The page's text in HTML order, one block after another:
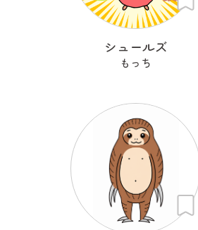
シュールズ
もっち